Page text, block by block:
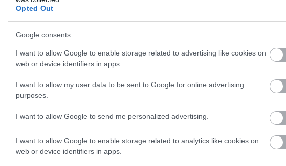
Opted Out
Google consents
I want to allow Google to enable storage related to advertising like cookies on
web or device identifiers in apps.
I want to allow my user data to be sent to Google for online advertising
purposes.
I want to allow Google to send me personalized advertising.
I want to allow Google to enable storage related to analytics like cookies on
web or device identifiers in apps.
TAGS: ΜΟΥΝΤΙΑΛ
Δείτε μας ζωντανά στοYouTube,Twitch,X,Telegram